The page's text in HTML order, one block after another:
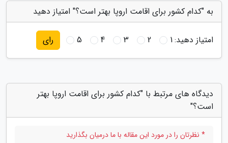
به "کدام کشور برای اقامت اروپا بهتر است؟" امتیاز دهید
امتیاز دهید:1
2
3
4
5 رای
دیدگاه های مرتبط با "کدام کشور برای اقامت اروپا بهتر
است؟"
* نظرتان را در مورد این مقاله با ما درمیان بگذارید